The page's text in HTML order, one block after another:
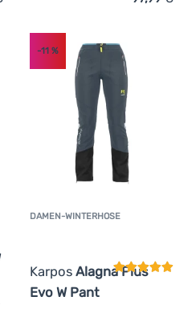
DAMEN-WINTERHOSE
Karpos Alagna Plus
Evo W Pant
-11 %